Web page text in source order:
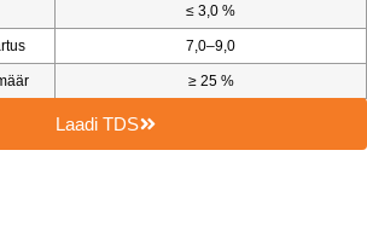
≤ 3,0 %
7,0–9,0
≥ 25 %
Laadi TDS